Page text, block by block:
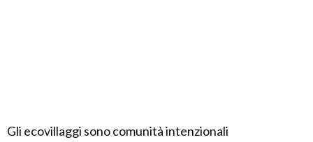
Gli ecovillaggi sono comunità intenzionali